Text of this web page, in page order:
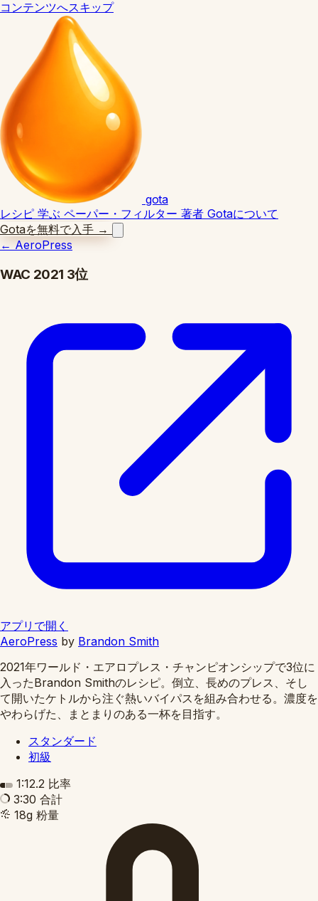
コンテンツへスキップ
gota
レシピ 学ぶ ペーパー・フィルター 著者 Gotaについて
Gotaを無料で入手 →
← AeroPress
WAC 2021 3位
アプリで開く
AeroPress by Brandon Smith
2021年ワールド・エアロプレス・チャンピオンシップで3位に
入ったBrandon Smithのレシピ。倒立、長めのプレス、そし
て開いたケトルから注ぐ熱いバイパスを組み合わせる。濃度を
やわらげた、まとまりのある一杯を目指す。
スタンダード
初級
1:12.2 比率
3:30 合計
18g 粉量